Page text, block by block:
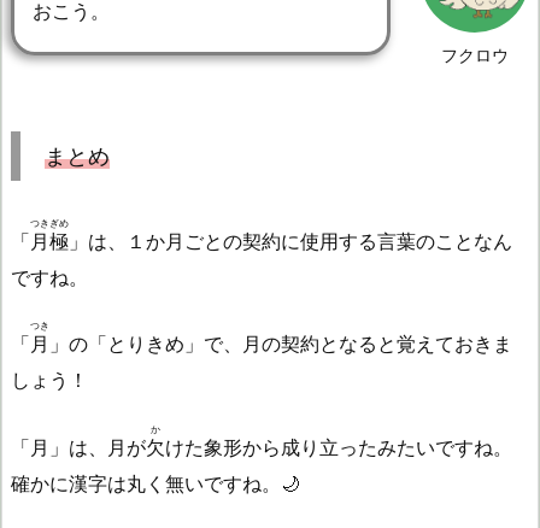
フクロウ
おこう。
まとめ
「 月極
つきぎめ
」は、１か月ごとの契約に使用する言葉のことなん
ですね。
「月
つき
」の「とりきめ」で、月の契約となると覚えておきま
しょう！
「月」は、月が欠
か
けた象形から成り立ったみたいですね。
確かに漢字は丸く無いですね。🌙